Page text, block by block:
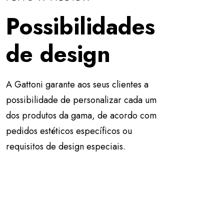
Possibilidades
de design
A Gattoni garante aos seus clientes a
possibilidade de personalizar cada um
dos produtos da gama, de acordo com
pedidos estéticos específicos ou
requisitos de design especiais.